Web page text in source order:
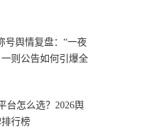
号舆情复盘：“一夜
则公告如何引爆全
台怎么选？2026舆
行榜